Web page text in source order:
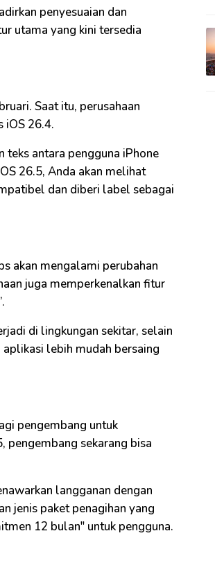
penyesuaian dan
utama yang kini tersedia
Saat itu, perusahaan
iOS 26.4.
teks antara pengguna iPhone
26.5, Anda akan melihat
dan diberi label sebagai
akan mengalami perubahan
juga memperkenalkan fitur
di lingkungan sekitar, selain
lebih mudah bersaing
pengembang untuk
pengembang sekarang bisa
langganan dengan
jenis paket penagihan yang
12 bulan" untuk pengguna.